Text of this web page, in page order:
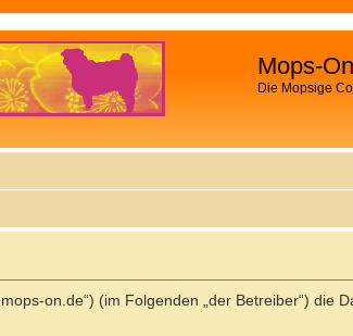
Mops-On
Die Mopsige
on.de“) (im Folgenden „der Betreiber“)